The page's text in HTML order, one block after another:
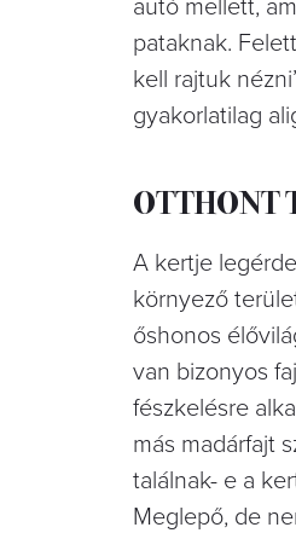
autó mellett,
pataknak.
kell rajtuk
gyakorlatilag
OTTHONT
A kertje
környező
őshonos
van bizonyos
fészkelésre
más madárfajt
találnak- e a
Meglepő, de